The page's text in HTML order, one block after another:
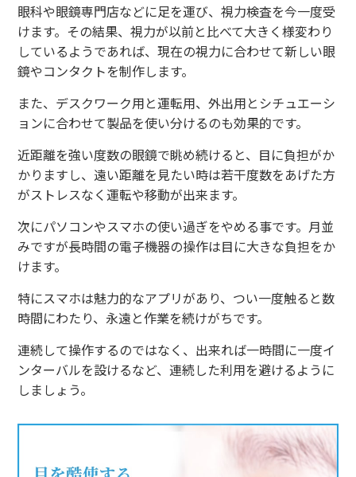
眼科や眼鏡専門店などに足を運び、視力検査を今一度受
けます。その結果、視力が以前と比べて大きく様変わり
しているようであれば、現在の視力に合わせて新しい眼
鏡やコンタクトを制作します。
また、デスクワーク用と運転用、外出用とシチュエーシ
ョンに合わせて製品を使い分けるのも効果的です。
近距離を強い度数の眼鏡で眺め続けると、目に負担がか
かりますし、遠い距離を見たい時は若干度数をあげた方
がストレスなく運転や移動が出来ます。
次にパソコンやスマホの使い過ぎをやめる事です。月並
みですが長時間の電子機器の操作は目に大きな負担をか
けます。
特にスマホは魅力的なアプリがあり、つい一度触ると数
時間にわたり、永遠と作業を続けがちです。
連続して操作するのではなく、出来れば一時間に一度イ
ンターバルを設けるなど、連続した利用を避けるように
しましょう。